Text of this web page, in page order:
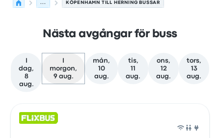
... KÖPENHAMN TILL HERNING BUSSAR
Nästa avgångar för buss
dag,
8
aug.
morgon,
9 aug.
mån,
10
aug.
tis,
11
aug.
ons,
12
aug.
tors,
13
aug.